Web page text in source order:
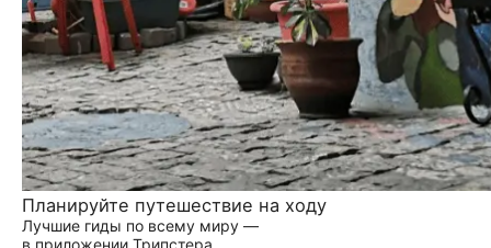
Планируйте путешествие на ходу
Лучшие гиды по всему миру —
в приложении Трипстера